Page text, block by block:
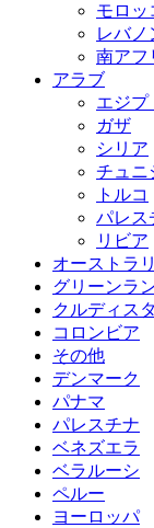
モロッ
レバノ
南アフ
アラブ
エジプ
ガザ
シリア
チュニ
トルコ
パレス
リビア
オーストラ
グリーンラ
クルディス
コロンビア
その他
デンマーク
パナマ
パレスチナ
ベネズエラ
ベラルーシ
ペルー
ヨーロッパ